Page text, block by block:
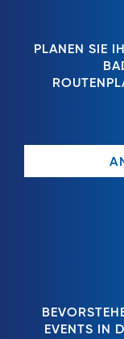
PLANEN SIE
EVENTS IN